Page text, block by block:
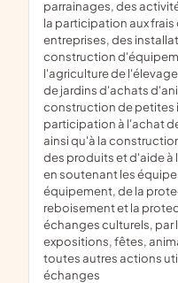
parrainages, des
la participation aux
entreprises, des
construction
l'agriculture de
de jardins d'achats
construction de petites
participation à l'achat
ainsi qu'à la
des produits et d'aide
en soutenant les
équipement, de la
reboisement et la
échanges culturels,
expositions, fêtes,
toutes autres actions
échanges